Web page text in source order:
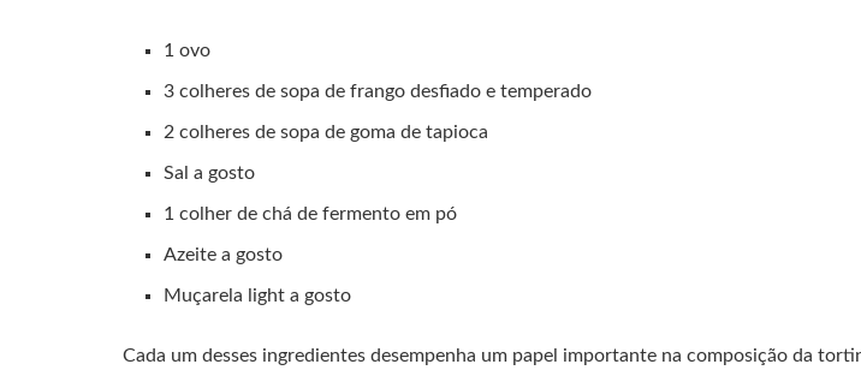
1 ovo
3 colheres de sopa de frango desfiado e temperado
2 colheres de sopa de goma de tapioca
Sal a gosto
1 colher de chá de fermento em pó
Azeite a gosto
Muçarela light a gosto
Cada um desses ingredientes desempenha um papel importante na composição da